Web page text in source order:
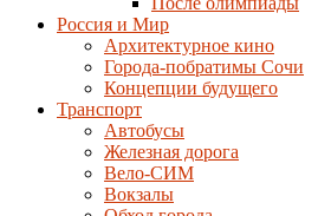
Россия и Мир
Архитектурное кино
Города-побратимы Сочи
Концепции будущего
Транспорт
Автобусы
Железная дорога
Вело-СИМ
Вокзалы